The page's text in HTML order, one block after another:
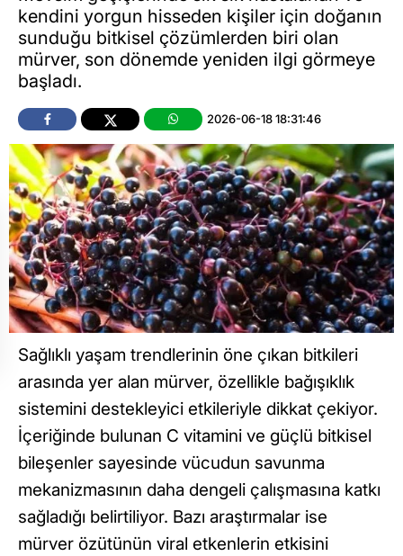
kendini yorgun hisseden kişiler için doğanın
sunduğu bitkisel çözümlerden biri olan
mürver, son dönemde yeniden ilgi görmeye
başladı.
2026-06-18 18:31:46
Sağlıklı yaşam trendlerinin öne çıkan bitkileri
arasında yer alan mürver, özellikle bağışıklık
sistemini destekleyici etkileriyle dikkat çekiyor.
İçeriğinde bulunan C vitamini ve güçlü bitkisel
bileşenler sayesinde vücudun savunma
mekanizmasının daha dengeli çalışmasına katkı
sağladığı belirtiliyor. Bazı araştırmalar ise
mürver özütünün viral etkenlerin etkisini